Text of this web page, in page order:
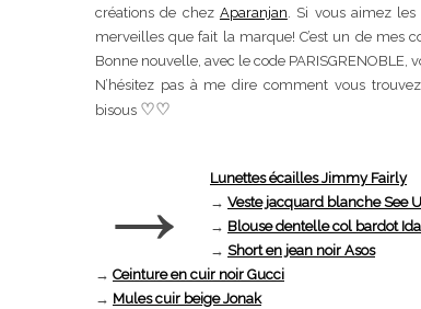
créations de chez Aparanjan. Si vous aimez
merveilles que fait la marque! C’est un de mes
Bonne nouvelle, avec le code PARISGRENOBLE,
N’hésitez pas à me dire comment vous
bisous ♡♡
→
Lunettes écailles Jimmy Fairly
→ Veste jacquard blanche See
→ Blouse dentelle col bardot
→ Short en jean noir Asos
→ Ceinture en cuir noir Gucci
→ Mules cuir beige Jonak